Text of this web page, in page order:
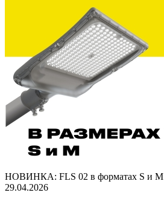
НОВИНКА: FLS 02 в форматах S и M
29.04.2026